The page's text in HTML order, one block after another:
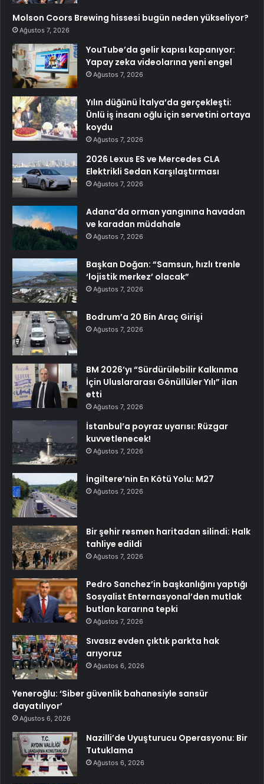
Molson Coors Brewing hissesi bugün neden yükseliyor?
Ağustos 7, 2026
YouTube’da gelir kapısı kapanıyor:
Yapay zeka videolarına yeni engel
Ağustos 7, 2026
Yılın düğünü İtalya’da gerçekleşti:
Ünlü iş insanı oğlu için servetini ortaya
koydu
Ağustos 7, 2026
2026 Lexus ES ve Mercedes CLA
Elektrikli Sedan Karşılaştırması
Ağustos 7, 2026
Adana’da orman yangınına havadan
ve karadan müdahale
Ağustos 7, 2026
Başkan Doğan: “Samsun, hızlı trenle
‘lojistik merkez’ olacak”
Ağustos 7, 2026
Bodrum’a 20 Bin Araç Girişi
Ağustos 7, 2026
BM 2026’yı “Sürdürülebilir Kalkınma
İçin Uluslararası Gönüllüler Yılı” ilan
etti
Ağustos 7, 2026
İstanbul’a poyraz uyarısı: Rüzgar
kuvvetlenecek!
Ağustos 7, 2026
İngiltere’nin En Kötü Yolu: M27
Ağustos 7, 2026
Bir şehir resmen haritadan silindi: Halk
tahliye edildi
Ağustos 7, 2026
Pedro Sanchez’in başkanlığını yaptığı
Sosyalist Enternasyonal’den mutlak
butlan kararına tepki
Ağustos 7, 2026
Sıvasız evden çıktık parkta hak
arıyoruz
Ağustos 6, 2026
Yeneroğlu: ‘Siber güvenlik bahanesiyle sansür
dayatılıyor’
Ağustos 6, 2026
Nazilli’de Uyuşturucu Operasyonu: Bir
Tutuklama
Ağustos 6, 2026